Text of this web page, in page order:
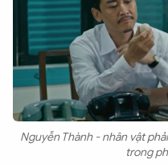
Nguyễn Thành - nhân vật
trong